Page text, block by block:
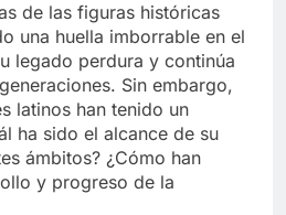
de las figuras históricas
una huella imborrable en el
legado perdura y continúa
Sin embargo,
latinos han tenido un
ha sido el alcance de su
ámbitos? ¿Cómo han
y progreso de la